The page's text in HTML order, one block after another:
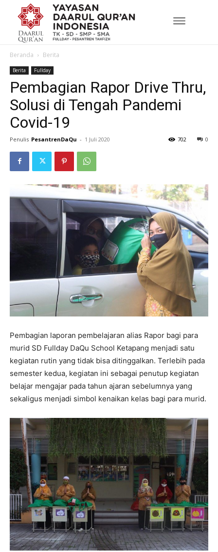
Beranda Berita
Berita Fullday
Pembagian Rapor Drive Thru,
Solusi di Tengah Pandemi
Covid-19
Penulis PesantrenDaQu - 1 Juli 2020 0
702
Pembagian laporan pembelajaran alias Rapor bagi para
murid SD Fullday DaQu School Ketapang menjadi satu
kegiatan rutin yang tidak bisa ditinggalkan. Terlebih pada
semester kedua, kegiatan ini sebagai penutup kegiatan
belajar mengajar pada tahun ajaran sebelumnya yang
sekaligus menjadi simbol kenaikan kelas bagi para murid.